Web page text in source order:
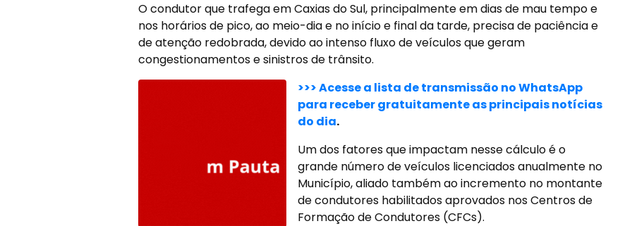
O condutor que trafega em Caxias do Sul, principalmente em dias de mau tempo e
nos horários de pico, ao meio-dia e no início e final da tarde, precisa de paciência e
de atenção redobrada, devido ao intenso fluxo de veículos que geram
congestionamentos e sinistros de trânsito.
>>> Acesse a lista de transmissão no WhatsApp
para receber gratuitamente as principais notícias
do dia.
Um dos fatores que impactam nesse cálculo é o
grande número de veículos licenciados anualmente no
Município, aliado também ao incremento no montante
de condutores habilitados aprovados nos Centros de
Formação de Condutores (CFCs).